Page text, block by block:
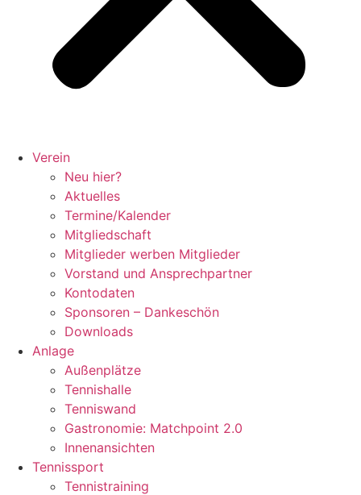
Verein
Neu hier?
Aktuelles
Termine/Kalender
Mitgliedschaft
Mitglieder werben Mitglieder
Vorstand und Ansprechpartner
Kontodaten
Sponsoren – Dankeschön
Downloads
Anlage
Außenplätze
Tennishalle
Tenniswand
Gastronomie: Matchpoint 2.0
Innenansichten
Tennissport
Tennistraining